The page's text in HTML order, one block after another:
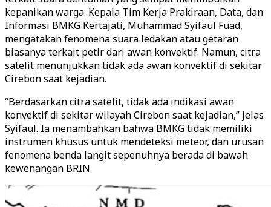
kepanikan warga. Kepala Tim Kerja Prakiraan, Data, dan
Informasi BMKG Kertajati, Muhammad Syifaul Fuad,
mengatakan fenomena suara ledakan atau getaran
biasanya terkait petir dari awan konvektif. Namun, citra
satelit menunjukkan tidak ada awan konvektif di sekitar
Cirebon saat kejadian.
“Berdasarkan citra satelit, tidak ada indikasi awan
konvektif di sekitar wilayah Cirebon saat kejadian,” jelas
Syifaul. Ia menambahkan bahwa BMKG tidak memiliki
instrumen khusus untuk mendeteksi meteor, dan urusan
fenomena benda langit sepenuhnya berada di bawah
kewenangan BRIN.